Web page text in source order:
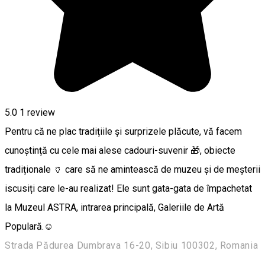
5.0 1 review
Pentru că ne plac tradițiile și surprizele plăcute, vă facem
cunoștință cu cele mai alese cadouri-suvenir 🎁, obiecte
tradiționale 🏺 care să ne amintească de muzeu și de meșterii
iscusiți care le-au realizat! Ele sunt gata-gata de împachetat
la Muzeul ASTRA, intrarea principală, Galeriile de Artă
Populară.☺️
Strada Pădurea Dumbrava 16-20, Sibiu 100302, Romania